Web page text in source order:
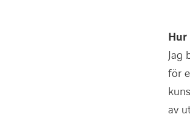
Hur
Jag
för
av